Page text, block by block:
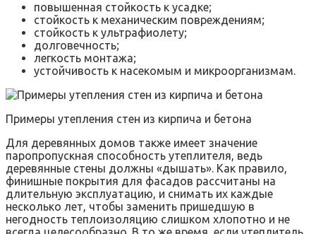
повышенная стойкость к усадке;
стойкость к механическим повреждениям;
стойкость к ультрафиолету;
долговечность;
легкость монтажа;
устойчивость к насекомым и микроорганизмам.
Примеры утепления стен из кирпича и бетона
Для деревянных домов также имеет значение
паропропускная способность утеплителя, ведь
деревянные стены должны «дышать». Как правило,
финишные покрытия для фасадов рассчитаны на
длительную эксплуатацию, и снимать их каждые
несколько лет, чтобы заменить пришедшую в
негодность теплоизоляцию слишком хлопотно и не